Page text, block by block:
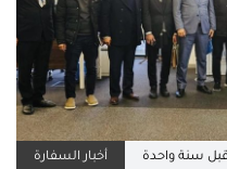
قبل سنة واحدة أخبار السفارة